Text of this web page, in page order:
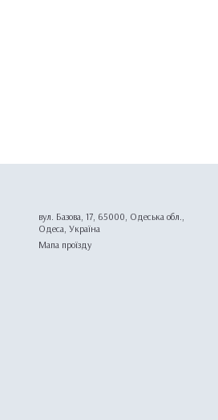
вул. Базова, 17, 65000, Одеська обл.,
Одеса, Україна
Мапа проїзду